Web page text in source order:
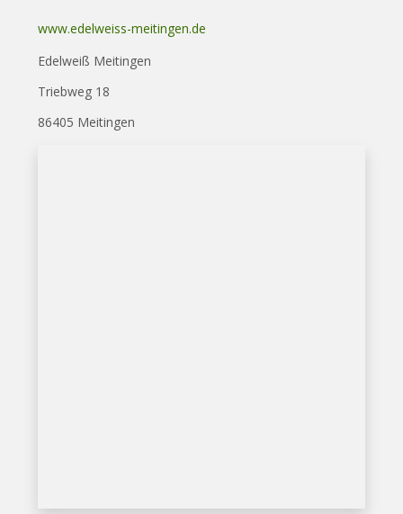
www.edelweiss-meitingen.de
Edelweiß Meitingen
Triebweg 18
86405 Meitingen